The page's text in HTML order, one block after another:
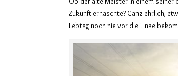
Zukunft erhaschte? Ganz ehrlich,
Lebtag noch nie vor die Linse